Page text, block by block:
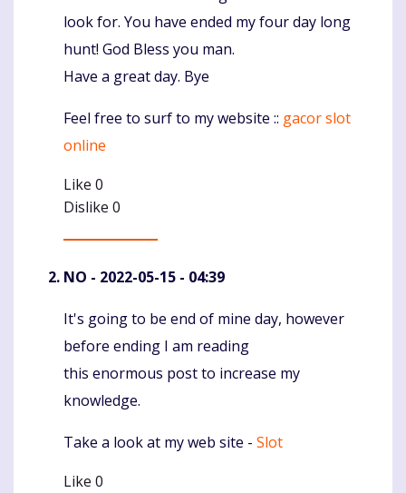
look for. You have ended my four day long
hunt! God Bless you man.
Have a great day. Bye
Feel free to surf to my website :: gacor slot
online
Like 0
Dislike 0
NO - 2022-05-15 - 04:39
Komentaras
It's going to be end of mine day, however
before ending I am reading
this enormous post to increase my
knowledge.
Take a look at my web site - Slot
Like 0